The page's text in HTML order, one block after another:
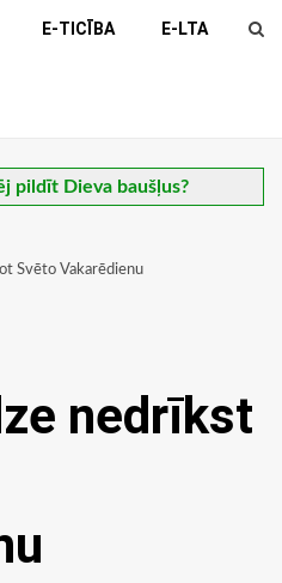
E-TICĪBA E-LTA
pildīt Dieva baušļus?
Svēto Vakarēdienu
nedrīkst